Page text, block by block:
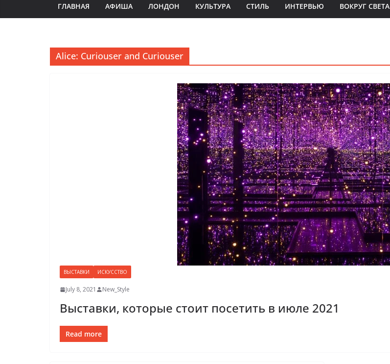
ГЛАВНАЯ АФИША ЛОНДОН КУЛЬТУРА СТИЛЬ ИНТЕРВЬЮ ВОКРУГ СВЕТА
Alice: Curiouser and Curiouser
ВЫСТАВКИ ИСКУССТВО
July 8, 2021 New_Style
Выставки, которые стоит посетить в июле 2021
Read more